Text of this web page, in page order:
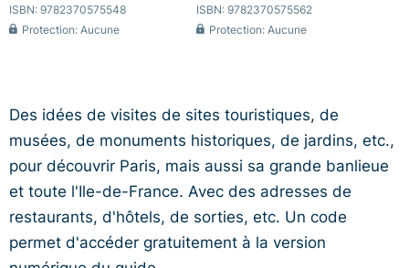
ISBN: 9782370575548
Protection: Aucune
ISBN: 9782370575562
Protection: Aucune
Des idées de visites de sites touristiques, de
musées, de monuments historiques, de jardins, etc.,
pour découvrir Paris, mais aussi sa grande banlieue
et toute l'Ile-de-France. Avec des adresses de
restaurants, d'hôtels, de sorties, etc. Un code
permet d'accéder gratuitement à la version